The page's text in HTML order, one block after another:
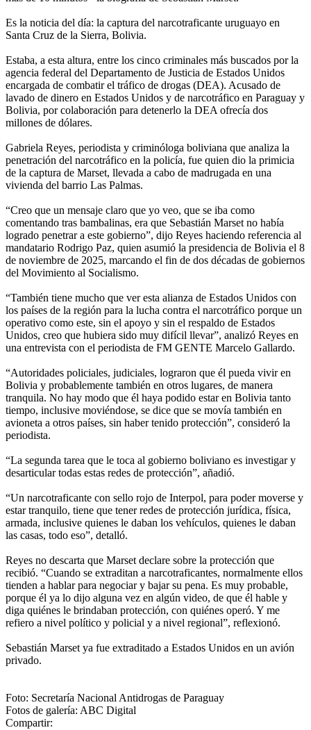
Es la noticia del día: la captura del narcotraficante uruguayo en
Santa Cruz de la Sierra, Bolivia.
Estaba, a esta altura, entre los cinco criminales más buscados por la
agencia federal del Departamento de Justicia de Estados Unidos
encargada de combatir el tráfico de drogas (DEA). Acusado de
lavado de dinero en Estados Unidos y de narcotráfico en Paraguay y
Bolivia, por colaboración para detenerlo la DEA ofrecía dos
millones de dólares.
Gabriela Reyes, periodista y criminóloga boliviana que analiza la
penetración del narcotráfico en la policía, fue quien dio la primicia
de la captura de Marset, llevada a cabo de madrugada en una
vivienda del barrio Las Palmas.
“Creo que un mensaje claro que yo veo, que se iba como
comentando tras bambalinas, era que Sebastián Marset no había
logrado penetrar a este gobierno”, dijo Reyes haciendo referencia al
mandatario Rodrigo Paz, quien asumió la presidencia de Bolivia el 8
de noviembre de 2025, marcando el fin de dos décadas de gobiernos
del Movimiento al Socialismo.
“También tiene mucho que ver esta alianza de Estados Unidos con
los países de la región para la lucha contra el narcotráfico porque un
operativo como este, sin el apoyo y sin el respaldo de Estados
Unidos, creo que hubiera sido muy difícil llevar”, analizó Reyes en
una entrevista con el periodista de FM GENTE Marcelo Gallardo.
“Autoridades policiales, judiciales, lograron que él pueda vivir en
Bolivia y probablemente también en otros lugares, de manera
tranquila. No hay modo que él haya podido estar en Bolivia tanto
tiempo, inclusive moviéndose, se dice que se movía también en
avioneta a otros países, sin haber tenido protección”, consideró la
periodista.
“La segunda tarea que le toca al gobierno boliviano es investigar y
desarticular todas estas redes de protección”, añadió.
“Un narcotraficante con sello rojo de Interpol, para poder moverse y
estar tranquilo, tiene que tener redes de protección jurídica, física,
armada, inclusive quienes le daban los vehículos, quienes le daban
las casas, todo eso”, detalló.
Reyes no descarta que Marset declare sobre la protección que
recibió. “Cuando se extraditan a narcotraficantes, normalmente ellos
tienden a hablar para negociar y bajar su pena. Es muy probable,
porque él ya lo dijo alguna vez en algún video, de que él hable y
diga quiénes le brindaban protección, con quiénes operó. Y me
refiero a nivel político y policial y a nivel regional”, reflexionó.
Sebastián Marset ya fue extraditado a Estados Unidos en un avión
privado.
Foto: Secretaría Nacional Antidrogas de Paraguay
Fotos de galería: ABC Digital
Compartir: